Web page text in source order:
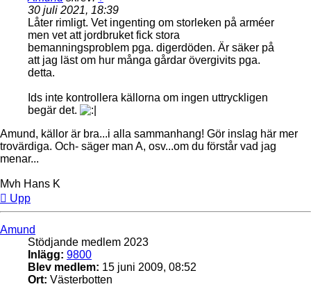
30 juli 2021, 18:39
Låter rimligt. Vet ingenting om storleken på arméer
men vet att jordbruket fick stora
bemanningsproblem pga. digerdöden. Är säker på
att jag läst om hur många gårdar övergivits pga.
detta.
Ids inte kontrollera källorna om ingen uttryckligen
begär det.
Amund, källor är bra...i alla sammanhang! Gör inslag här mer
trovärdiga. Och- säger man A, osv...om du förstår vad jag
menar...
Mvh Hans K
Upp
Amund
Stödjande medlem 2023
Inlägg: 9800
Blev medlem: 15 juni 2009, 08:52
Ort: Västerbotten